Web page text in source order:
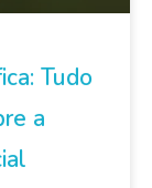
Tudo
a